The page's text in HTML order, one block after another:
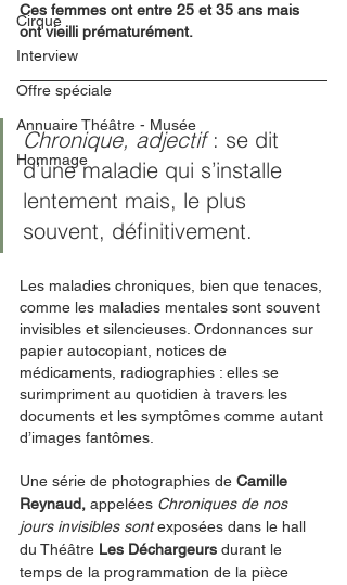
Cirque
Interview
Offre spéciale
Annuaire Théâtre - Musée
Hommage
Ces femmes ont entre 25 et 35 ans mais
ont vieilli prématurément.
Chronique, adjectif : se dit
d’une maladie qui s’installe
lentement mais, le plus
souvent, définitivement.
Les maladies chroniques, bien que tenaces,
comme les maladies mentales sont souvent
invisibles et silencieuses. Ordonnances sur
papier autocopiant, notices de
médicaments, radiographies : elles se
surimpriment au quotidien à travers les
documents et les symptômes comme autant
d’images fantômes.
Une série de photographies de Camille
Reynaud, appelées Chroniques de nos
jours invisibles sont exposées dans le hall
du Théâtre Les Déchargeurs durant le
temps de la programmation de la pièce